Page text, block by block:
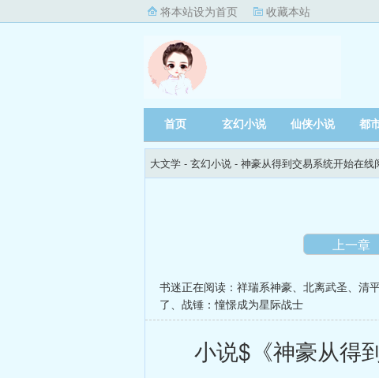
将本站设为首页 收藏本站
首页 玄幻小说 仙侠小说 都
大文学 - 玄幻小说 - 神豪从得到交易系统开始在线
上一章
书迷正在阅读： 祥瑞系神豪、 北离武圣、 清
了、 战锤：憧憬成为星际战士
小说$《神豪从得